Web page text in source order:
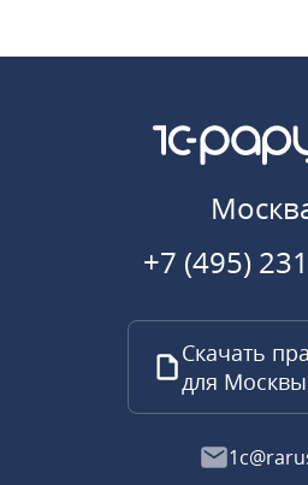
+7 (495)
Скачать
для Москвы